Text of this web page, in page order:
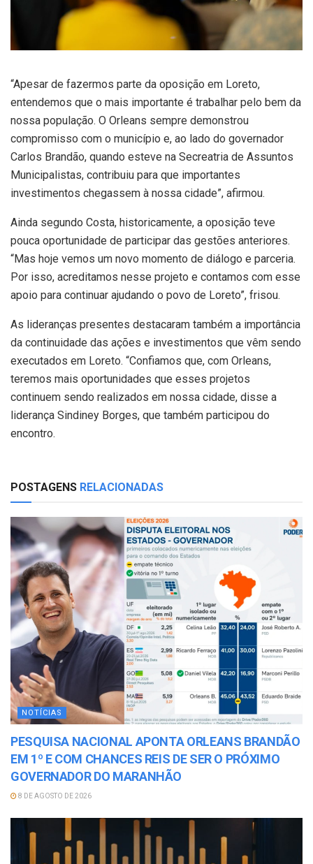
“Apesar de fazermos parte da oposição em Loreto,
entendemos que o mais importante é trabalhar pelo bem da
nossa população. O Orleans sempre demonstrou
compromisso com o município e, ao lado do governador
Carlos Brandão, quando esteve na Secreatria de Assuntos
Municipalistas, contribuiu para que importantes
investimentos chegassem à nossa cidade”, afirmou.
Ainda segundo Costa, historicamente, a oposição teve
pouca oportunidade de participar das gestões anteriores.
“Mas hoje vemos um novo momento de diálogo e parceria.
Por isso, acreditamos nesse projeto e contamos com esse
apoio para continuar ajudando o povo de Loreto”, frisou.
As lideranças presentes destacaram também a importância
da continuidade das ações e investimentos que vêm sendo
executados em Loreto. “Confiamos que, com Orleans,
teremos mais oportunidades que esses projetos
continuem sendo realizados em nossa cidade, disse a
liderança Sindiney Borges, que também participou do
encontro.
POSTAGENS RELACIONADAS
NOTÍCIAS
PESQUISA NACIONAL APONTA ORLEANS BRANDÃO
EM 1º E COM CHANCES REIS DE SER O PRÓXIMO
GOVERNADOR DO MARANHÃO
8 DE AGOSTO DE 2026